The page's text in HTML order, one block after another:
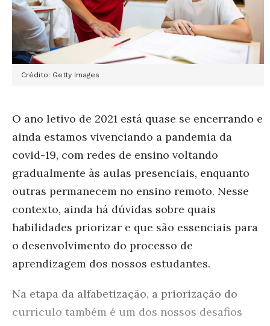
Crédito: Getty Images
O ano letivo de 2021 está quase se encerrando e
ainda estamos vivenciando a pandemia da
covid-19, com redes de ensino voltando
gradualmente às aulas presenciais, enquanto
outras permanecem no ensino remoto. Nesse
contexto, ainda há dúvidas sobre quais
habilidades priorizar e que são essenciais para
o desenvolvimento do processo de
aprendizagem dos nossos estudantes.
Na etapa da alfabetização, a priorização do
currículo também é um dos nossos desafios